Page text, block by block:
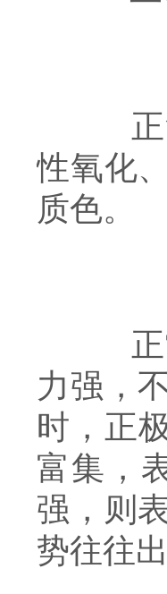
正负
性氧化
质色。
正常
力强，
时，正
富集，
强，则
势往往